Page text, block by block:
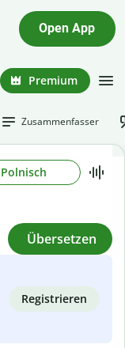
Open App
Premium
Zusammenfasser
Polnisch
Übersetzen
Registrieren